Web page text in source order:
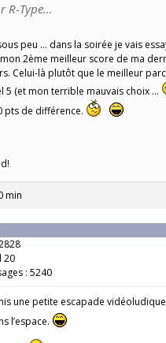
R-Type…
peu … dans la soirée je vais
2ème meilleur score de ma
Celui-là plutôt que le meilleur
5 (et mon terrible mauvais choix …
pts de différence.
min
20
: 5240
une petite escapade vidéoludique
l’espace.